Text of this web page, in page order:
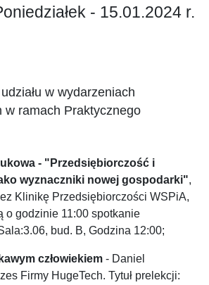
- 15.01.2024 r.
w wydarzeniach
w ramach Praktycznego
- "Przedsiębiorczość i
wyznaczniki nowej gospodarki",
Klinikę Przedsiębiorczości WSPiA,
o godzinie 11:00 spotkanie
bud. B, Godzina 12:00;
człowiekiem - Daniel
Firmy HugeTech. Tytuł prelekcji: